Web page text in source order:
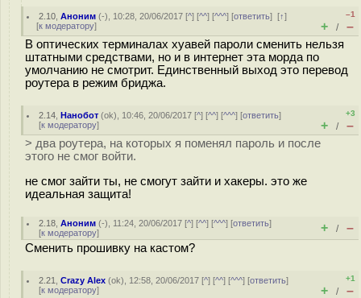
2.10 ,Аноним (-), 10:28, 20/06/2017 [^] [^^] [^^^] [ответить][↑]
[к модератору]
–1
+ / –
В оптических терминалах хуавей пароли сменить нельзя
штатными средствами, но и в интернет эта морда по
умолчанию не смотрит. Единственный выход это перевод
роутера в режим бриджа.
2.14 ,Нанобот (ok), 10:46, 20/06/2017 [^] [^^] [^^^] [ответить]
[к модератору]
+3
+ / –
> два роутера, на которых я поменял пароль и после
этого не смог войти.
не смог зайти ты, не смогут зайти и хакеры. это же
идеальная защита!
2.18 ,Аноним (-), 11:24, 20/06/2017 [^] [^^] [^^^] [ответить]
[к модератору] + / –
Сменить прошивку на кастом?
2.21 ,Crazy Alex (ok), 12:58, 20/06/2017 [^] [^^] [^^^] [ответить]
[к модератору]
+1
+ / –